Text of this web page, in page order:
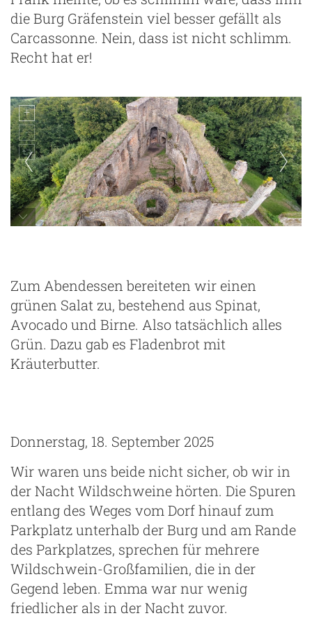
die Burg Gräfenstein viel besser gefällt als
Carcassonne. Nein, dass ist nicht schlimm.
Recht hat er!
Zum Abendessen bereiteten wir einen
grünen Salat zu, bestehend aus Spinat,
Avocado und Birne. Also tatsächlich alles
Grün. Dazu gab es Fladenbrot mit
Kräuterbutter.
Donnerstag, 18. September 2025
Wir waren uns beide nicht sicher, ob wir in
der Nacht Wildschweine hörten. Die Spuren
entlang des Weges vom Dorf hinauf zum
Parkplatz unterhalb der Burg und am Rande
des Parkplatzes, sprechen für mehrere
Wildschwein-Großfamilien, die in der
Gegend leben. Emma war nur wenig
friedlicher als in der Nacht zuvor.